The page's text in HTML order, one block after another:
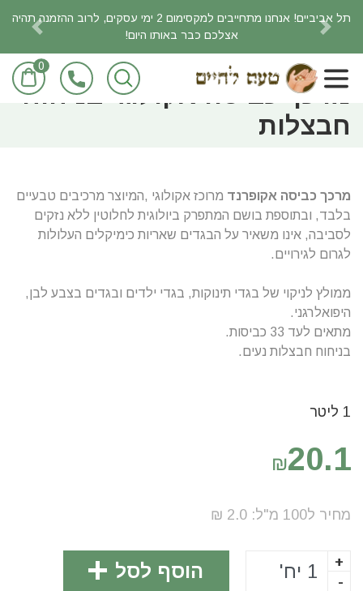
תל אביביים! אנחנו מתחייבים למקסימום 2 ימי עסקים, לרוב ההזמנה תהיה
אצלכם כבר באותו היום!
Next
0 ראשי חומרי ניקוי אקולוגיים
מרכך כביסה אקולוגי בניחוח
חבצלות
מרכך כביסה אקופרנד מרוכז אקולוגי ,המיוצר מרכיבים טבעיים
בלבד, ובתוספת בושם המתפרק ביולוגית לחלוטין ללא נזקים
לסביבה, אינו משאיר על הבגדים שאריות כימיקלים העלולות
לגרום לגירויים.
ממולץ לניקוי של בגדי תינוקות, בגדי ילדים ובגדים בצבע לבן,
היפואלרגני.
מתאים לעד 33 כביסות.
בניחוח חבצלות נעים.
1 ליטר
₪20.1
מחיר ל100 מ"ל:
2.0
₪
+
-
הוסף לסל